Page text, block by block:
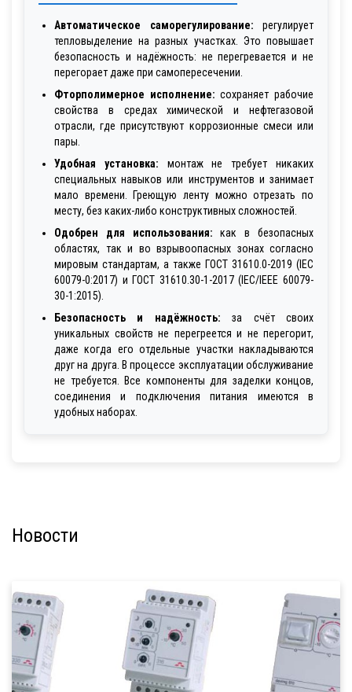
Автоматическое саморегулирование: регулирует
тепловыделение на разных участках. Это повышает
безопасность и надёжность: не перегревается и не
перегорает даже при самопересечении.
Фторполимерное исполнение: сохраняет рабочие
свойства в средах химической и нефтегазовой
отрасли, где присутствуют коррозионные смеси или
пары.
Удобная установка: монтаж не требует никаких
специальных навыков или инструментов и занимает
мало времени. Греющую ленту можно отрезать по
месту, без каких-либо конструктивных сложностей.
Одобрен для использования: как в безопасных
областях, так и во взрывоопасных зонах согласно
мировым стандартам, а также ГОСТ 31610.0-2019 (IEC
60079-0:2017) и ГОСТ 31610.30-1-2017 (IEC/IEEE 60079-
30-1:2015).
Безопасность и надёжность: за счёт своих
уникальных свойств не перегреется и не перегорит,
даже когда его отдельные участки накладываются
друг на друга. В процессе эксплуатации обслуживание
не требуется. Все компоненты для заделки концов,
соединения и подключения питания имеются в
удобных наборах.
Новости